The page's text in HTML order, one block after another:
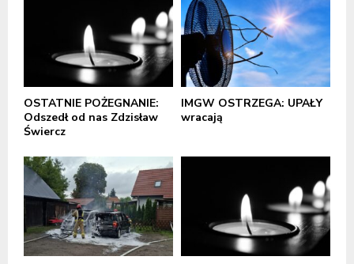
OSTATNIE POŻEGNANIE:
Odszedł od nas Zdzisław
Świercz
IMGW OSTRZEGA: UPAŁY
wracają